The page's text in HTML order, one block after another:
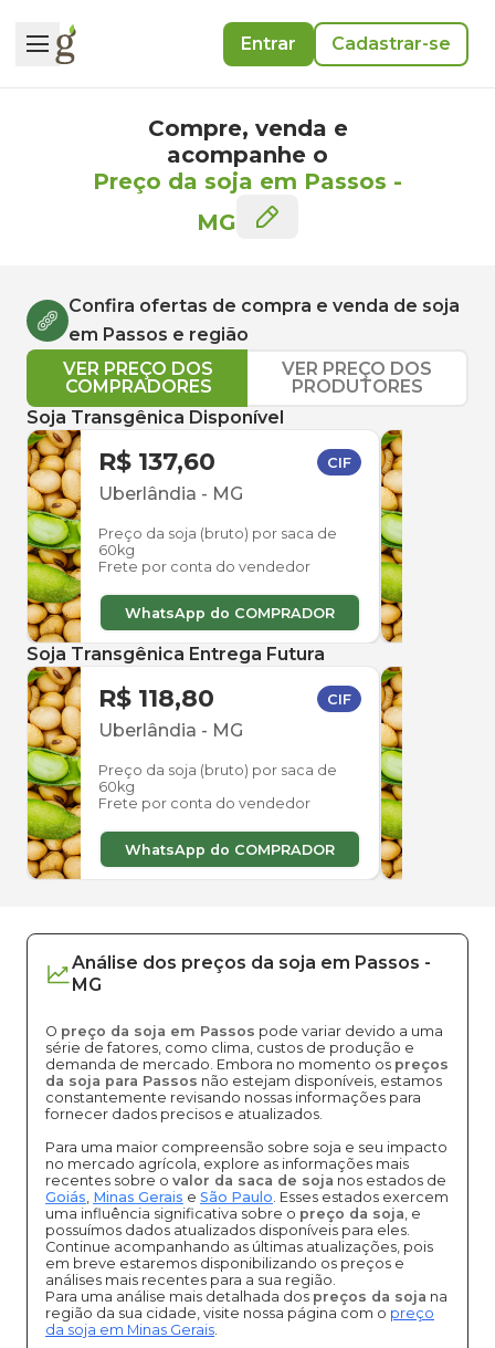
Entrar Cadastrar-se
Compre, venda e
acompanhe o
Preço da soja em Passos -
MG
Confira ofertas de compra e venda de soja
em Passos e região
VER PREÇO DOS
COMPRADORES
VER PREÇO DOS
PRODUTORES
Soja Transgênica Disponível
R$ 137,60 CIF
Uberlândia - MG
Preço da soja (bruto) por saca de
60kg
Frete por conta do vendedor
WhatsApp do COMPRADOR
Soja Transgênica Entrega Futura
R$ 118,80 CIF
Uberlândia - MG
Preço da soja (bruto) por saca de
60kg
Frete por conta do vendedor
WhatsApp do COMPRADOR
Análise dos preços da soja em Passos -
MG
O preço da soja em Passos pode variar devido a uma
série de fatores, como clima, custos de produção e
demanda de mercado. Embora no momento os preços
da soja para Passos não estejam disponíveis, estamos
constantemente revisando nossas informações para
fornecer dados precisos e atualizados.
Para uma maior compreensão sobre soja e seu impacto
no mercado agrícola, explore as informações mais
recentes sobre o valor da saca de soja nos estados de
Goiás, Minas Gerais e São Paulo. Esses estados exercem
uma influência significativa sobre o preço da soja, e
possuímos dados atualizados disponíveis para eles.
Continue acompanhando as últimas atualizações, pois
em breve estaremos disponibilizando os preços e
análises mais recentes para a sua região.
Para uma análise mais detalhada dos preços da soja na
região da sua cidade, visite nossa página com o preço
da soja em Minas Gerais.